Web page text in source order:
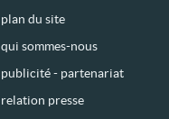
plan du site
qui sommes-nous
publicité - partenariat
relation presse